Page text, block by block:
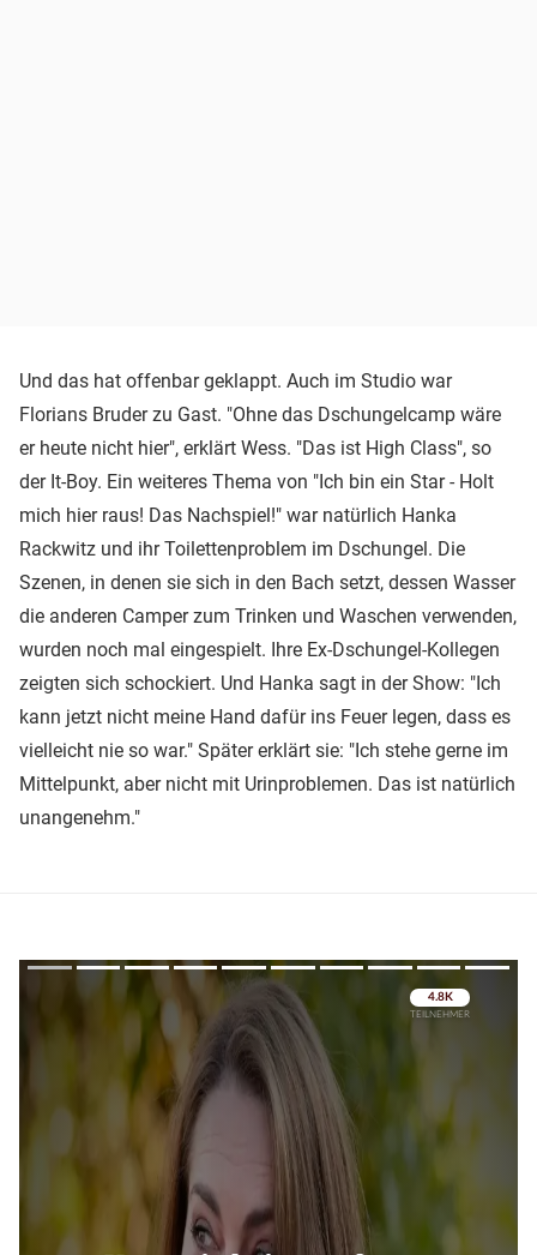
Und das hat offenbar geklappt. Auch im Studio war
Florians Bruder zu Gast. "Ohne das Dschungelcamp wäre
er heute nicht hier", erklärt Wess. "Das ist High Class", so
der It-Boy. Ein weiteres Thema von "Ich bin ein Star - Holt
mich hier raus! Das Nachspiel!" war natürlich Hanka
Rackwitz und ihr Toilettenproblem im Dschungel. Die
Szenen, in denen sie sich in den Bach setzt, dessen Wasser
die anderen Camper zum Trinken und Waschen verwenden,
wurden noch mal eingespielt. Ihre Ex-Dschungel-Kollegen
zeigten sich schockiert. Und Hanka sagt in der Show: "Ich
kann jetzt nicht meine Hand dafür ins Feuer legen, dass es
vielleicht nie so war." Später erklärt sie: "Ich stehe gerne im
Mittelpunkt, aber nicht mit Urinproblemen. Das ist natürlich
unangenehm."